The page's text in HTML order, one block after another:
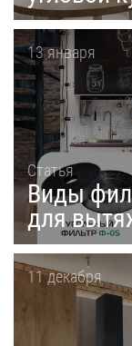
13 января
Статья
Виды
для
11 декабря